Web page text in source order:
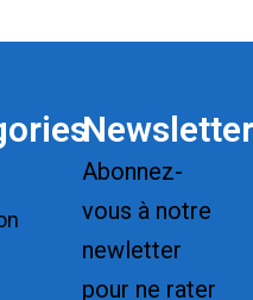
Newsletter
Abonnez-
vous à notre
newletter
pour ne rater